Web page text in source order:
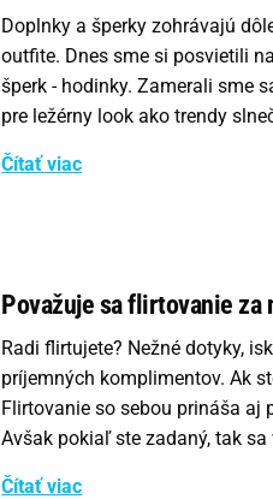
Doplnky a šperky zohrávajú
outfite. Dnes sme si posvietili
šperk - hodinky. Zamerali sme
pre ležérny look ako trendy
Čítať viac
Považuje sa flirtovanie za
Radi flirtujete? Nežné dotyky,
príjemných komplimentov. Ak
Flirtovanie so sebou prináša aj
Avšak pokiaľ ste zadaný, tak sa
Čítať viac